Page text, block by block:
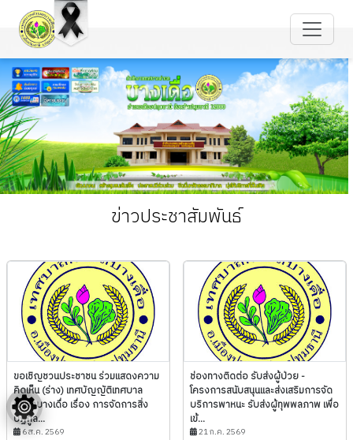
ข่าวประชาสัมพันธ์
ขอเชิญชวนประชาชน ร่วมแสดงความ
คิดเห็น (ร่าง) เทศบัญญัติเทศบาล
ตำบลบางเดื่อ เรื่อง การจัดการสิ่ง
ปฏิกูล...
6 ส.ค. 2569
ช่องทางติดต่อ รับส่งผู้ป่วย -
โครงการสนับสนุนและส่งเสริมการจัด
บริการพาหนะ รับส่งผู้ทุพพลภาพ เพื่อ
เข้...
21 ก.ค. 2569